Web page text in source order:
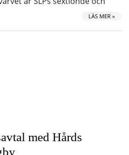
LÄS MER »
med Hårds